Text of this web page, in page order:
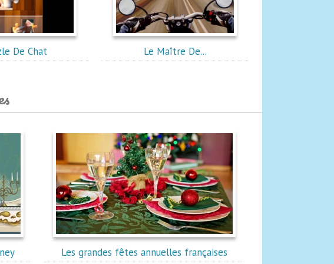
De Chat Le Maître De...
Les grandes fêtes annuelles françaises